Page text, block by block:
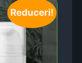
Reduceri!